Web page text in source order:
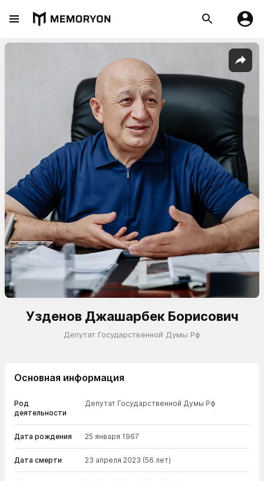
Узденов Джашарбек Борисович
Депутат Государственной Думы Рф
Основная информация
Род
деятельности
Депутат Государственной Думы Рф
Дата рождения 25 января 1967
Дата смерти 23 апреля 2023 (56 лет)